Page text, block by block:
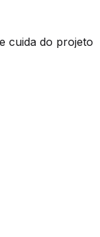
cuida do projeto